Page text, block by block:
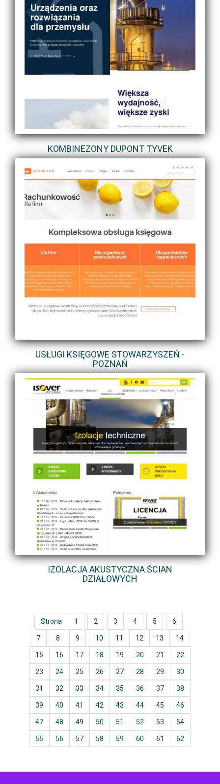
KOMBINEZONY DUPONT TYVEK
USŁUGI KSIĘGOWE STOWARZYSZEŃ -
POZNAŃ
IZOLACJA AKUSTYCZNA ŚCIAN
DZIAŁOWYCH
Strona 1 2 3 4 5 6
7 8 9 10 11 12 13 14
15 16 17 18 19 20 21 22
23 24 25 26 27 28 29 30
31 32 33 34 35 36 37 38
39 40 41 42 43 44 45 46
47 48 49 50 51 52 53 54
55 56 57 58 59 60 61 62